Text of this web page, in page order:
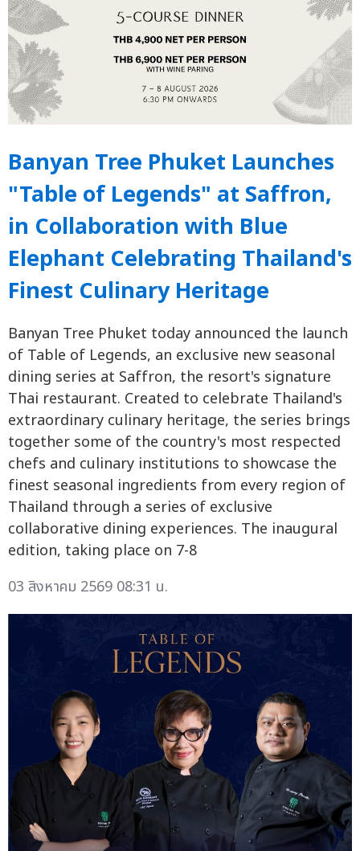
Banyan Tree Phuket Launches
"Table of Legends" at Saffron,
in Collaboration with Blue
Elephant Celebrating Thailand's
Finest Culinary Heritage
Banyan Tree Phuket today announced the launch
of Table of Legends, an exclusive new seasonal
dining series at Saffron, the resort's signature
Thai restaurant. Created to celebrate Thailand's
extraordinary culinary heritage, the series brings
together some of the country's most respected
chefs and culinary institutions to showcase the
finest seasonal ingredients from every region of
Thailand through a series of exclusive
collaborative dining experiences. The inaugural
edition, taking place on 7-8
03 สิงหาคม 2569 08:31 น.